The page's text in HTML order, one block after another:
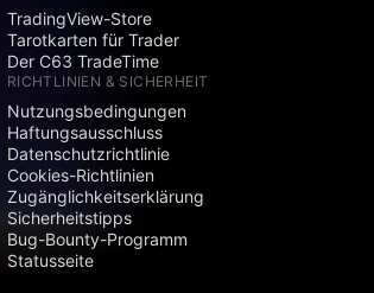
TradingView-Store
Tarotkarten für Trader
Der C63 TradeTime
RICHTLINIEN & SICHERHEIT
Nutzungsbedingungen
Haftungsausschluss
Datenschutzrichtlinie
Cookies-Richtlinien
Zugänglichkeitserklärung
Sicherheitstipps
Bug-Bounty-Programm
Statusseite